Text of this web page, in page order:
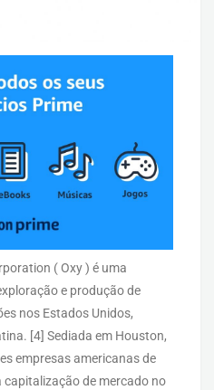
( Oxy ) é uma
e produção de
nos Estados Unidos,
[4] Sediada em Houston,
empresas americanas de
capitalização de mercado no